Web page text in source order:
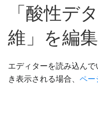
「酸性デ
維」を編
エディターを読み込ん
き表示される場合、 ペー